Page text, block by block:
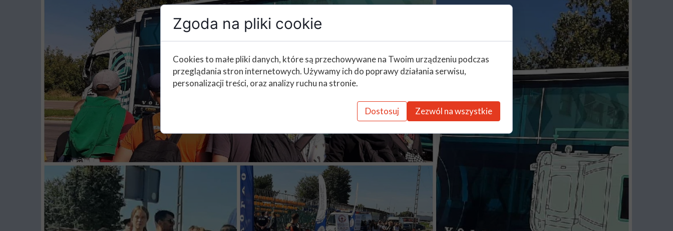
Zgoda na pliki cookie
Cookies to małe pliki danych, które są przechowywane na Twoim urządzeniu podczas
przeglądania stron internetowych. Używamy ich do poprawy działania serwisu,
personalizacji treści, oraz analizy ruchu na stronie.
Dostosuj Zezwól na wszystkie